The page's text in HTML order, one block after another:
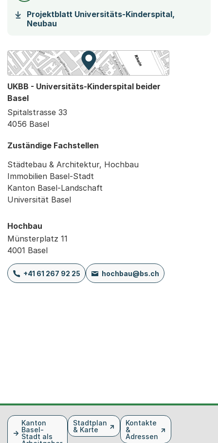
Projektblatt Universitäts-Kinderspital,
Neubau
Zur Karte von MapBS.
Externer Link, wird in einem
UKBB - Universitäts-Kinderspital beider
Basel
Spitalstrasse 33
4056 Basel
Zuständige Fachstellen
Städtebau & Architektur, Hochbau
Immobilien Basel-Stadt
Kanton Basel-Landschaft
Universität Basel
Hochbau
Münsterplatz 11
4001 Basel
+41 61 267 92 25 hochbau@bs.ch
FusszeileKanton
Basel-
Stadt als
Stadtplan
& Karte
Kontakte
&
Adressen